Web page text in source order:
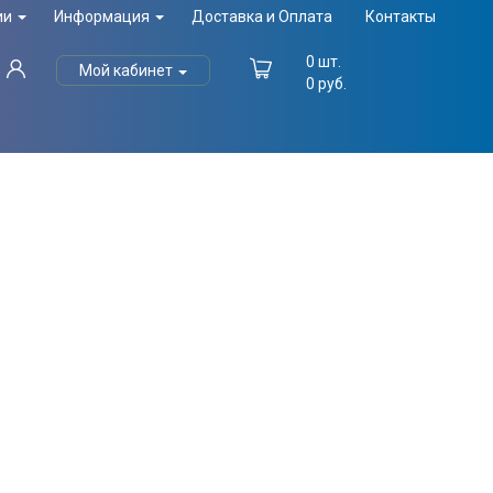
Информация Доставка и Оплата Контакты
Мой кабинет
0 шт.
0 руб.